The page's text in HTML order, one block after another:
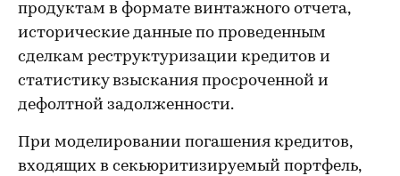
продуктам в формате винтажного отчета,
исторические данные по проведенным
сделкам реструктуризации кредитов и
статистику взыскания просроченной и
дефолтной задолженности.
При моделировании погашения кредитов,
входящих в секьюритизируемый портфель,